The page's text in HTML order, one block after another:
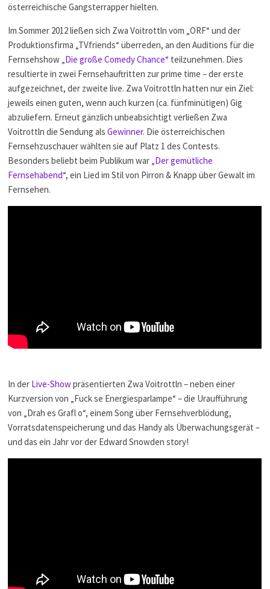
österreichische Gangsterrapper hielten.
Im Sommer 2012 ließen sich Zwa Voitrottln vom „ORF“ und der
Produktionsfirma „TVfriends“ überreden, an den Auditions für die
Fernsehshow „Die große Comedy Chance“ teilzunehmen. Dies
resultierte in zwei Fernsehauftritten zur prime time – der erste
aufgezeichnet, der zweite live. Zwa Voitrottln hatten nur ein Ziel:
jeweils einen guten, wenn auch kurzen (ca. fünfminütigen) Gig
abzuliefern. Erneut gänzlich unbeabsichtigt verließen Zwa
Voitrottln die Sendung alsGewinner. Die österreichischen
Fernsehzuschauer wählten sie auf Platz 1 des Contests.
Besonders beliebt beim Publikum war „Der gemütliche
Fernsehabend“, ein Lied im Stil von Pirron & Knapp über Gewalt im
Fernsehen.
In der Live-Showpräsentierten Zwa Voitrottln – neben einer
Kurzversion von „Fuck se Energiesparlampe“ – die Uraufführung
von „Drah es Grafl o“, einem Song über Fernsehverblödung,
Vorratsdatenspeicherung und das Handy als Überwachungsgerät –
und das ein Jahr vor der Edward Snowden story!